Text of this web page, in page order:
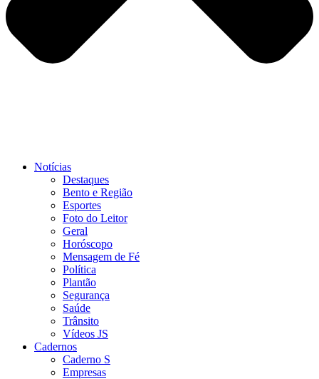
Notícias
Destaques
Bento e Região
Esportes
Foto do Leitor
Geral
Horóscopo
Mensagem de Fé
Política
Plantão
Segurança
Saúde
Trânsito
Vídeos JS
Cadernos
Caderno S
Empresas